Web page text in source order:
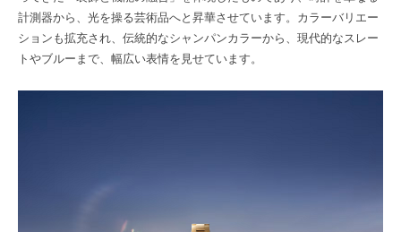
計測器から、光を操る芸術品へと昇華させています。カラーバリエー
ションも拡充され、伝統的なシャンパンカラーから、現代的なスレー
トやブルーまで、幅広い表情を見せています。